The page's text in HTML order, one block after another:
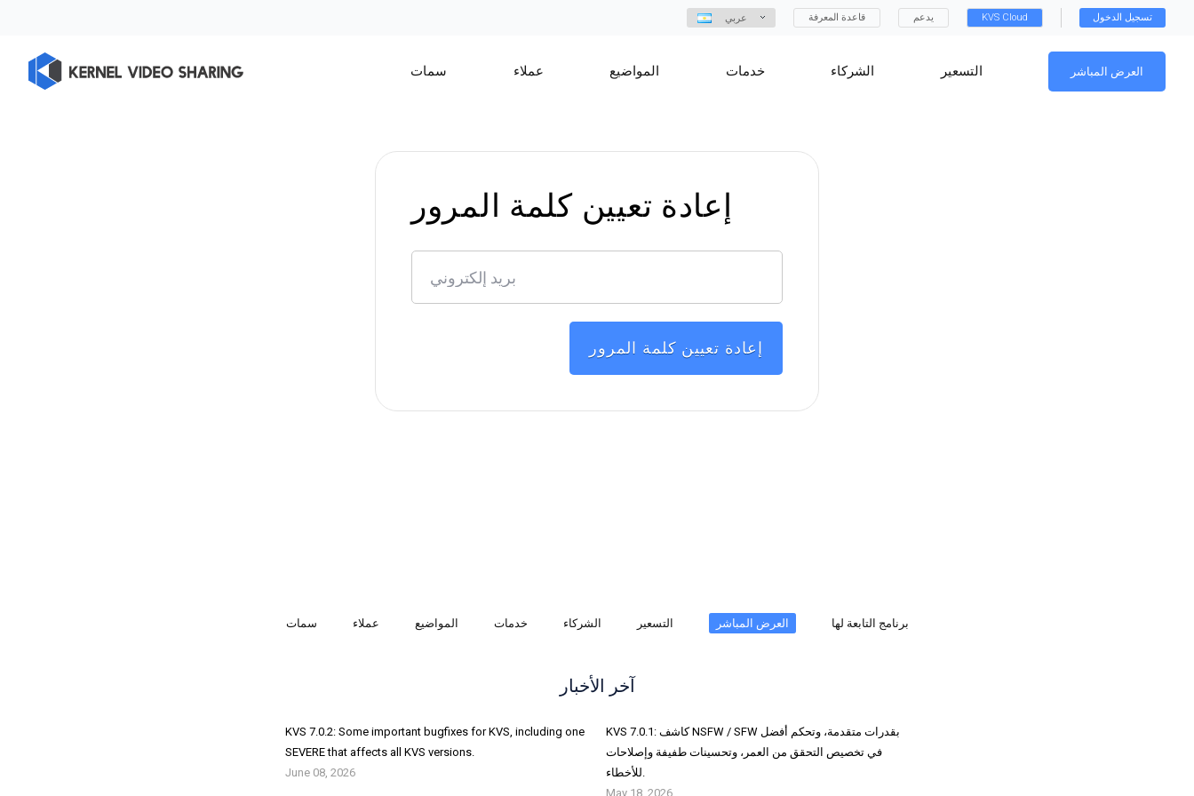
عربي قاعدة المعرفة يدعم KVS Cloud تسجيل الدخول
سمات عملاء المواضيع خدمات الشركاء التسعير العرض المباشر
إعادة تعيين كلمة المرور
سمات عملاء المواضيع خدمات الشركاء التسعير العرض المباشر برنامج التابعة لها
آخر الأخبار
KVS 7.0.2: Some important bugfixes for KVS, including one
SEVERE that affects all KVS versions.
June 08, 2026
KVS 7.0.1: كاشف NSFW / SFW بقدرات متقدمة، وتحكم أفضل
في تخصيص التحقق من العمر، وتحسينات طفيفة وإصلاحات
للأخطاء.
May 18, 2026